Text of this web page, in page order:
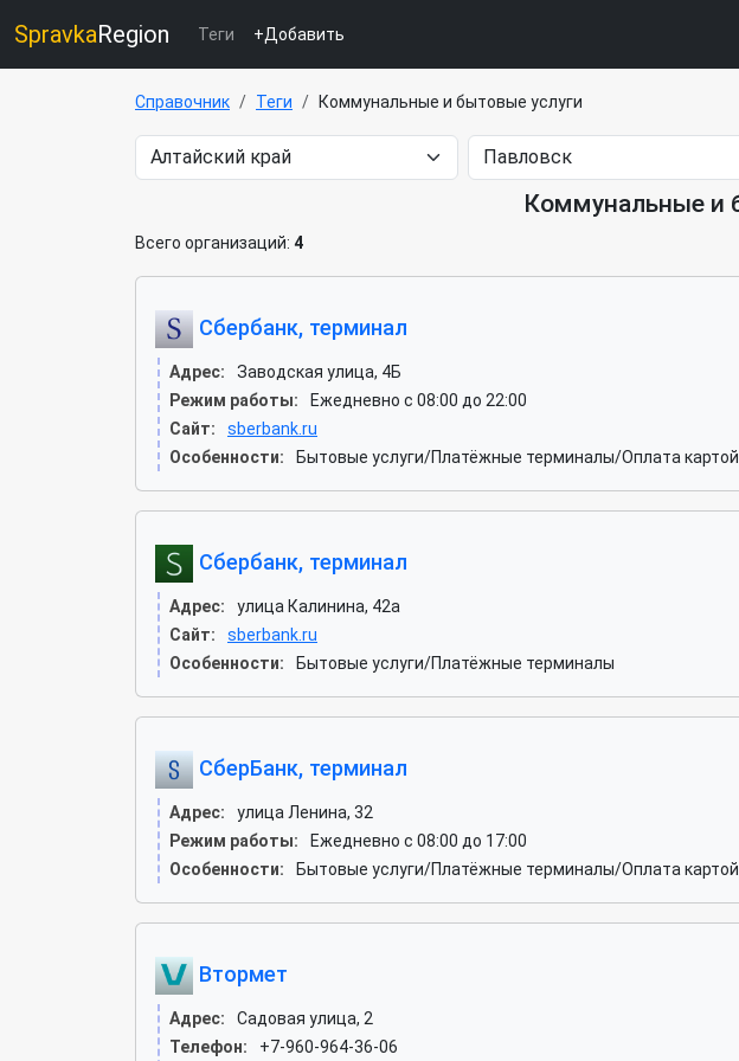
SpravkaRegion Теги +Добавить
Справочник Теги Коммунальные и бытовые услуги
Коммунальные и
Всего организаций: 4
Сбербанк, терминал
Адрес:
Заводская улица, 4Б
Режим работы:
Ежедневно с 08:00 до 22:00
Сайт:
sberbank.ru
Особенности:
Бытовые услуги/Платёжные терминалы/Оплата картой
Сбербанк, терминал
Адрес:
улица Калинина, 42а
Сайт:
sberbank.ru
Особенности:
Бытовые услуги/Платёжные терминалы
СберБанк, терминал
Адрес:
улица Ленина, 32
Режим работы:
Ежедневно с 08:00 до 17:00
Особенности:
Бытовые услуги/Платёжные терминалы/Оплата
Втормет
Адрес:
Садовая улица, 2
Телефон:
+7-960-964-36-06